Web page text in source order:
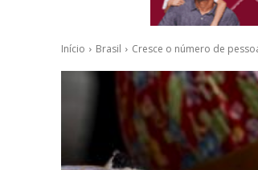
Início Brasil Cresce o número de